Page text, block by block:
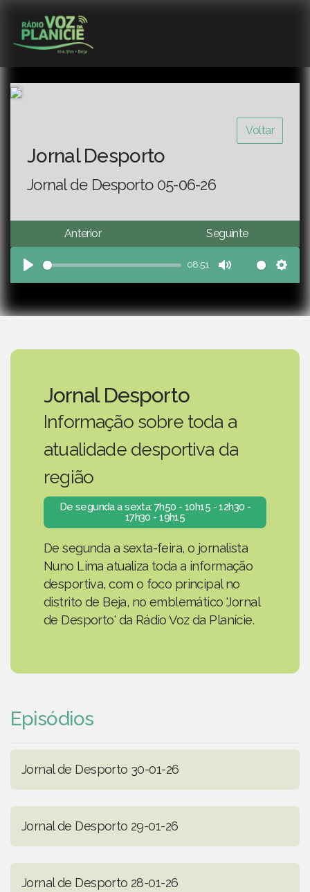
Voltar
Jornal Desporto
Jornal de Desporto 05-06-26
Anterior Seguinte
Play
08:51
Mute
Jornal Desporto
Informação sobre toda a
atualidade desportiva da
região
De segunda a sexta: 7h50 - 10h15 - 12h30 -
17h30 - 19h15
De segunda a sexta-feira, o jornalista
Nuno Lima atualiza toda a informação
desportiva, com o foco principal no
distrito de Beja, no emblemático 'Jornal
de Desporto' da Rádio Voz da Planície.
Episódios
Jornal de Desporto 30-01-26
Jornal de Desporto 29-01-26
Jornal de Desporto 28-01-26